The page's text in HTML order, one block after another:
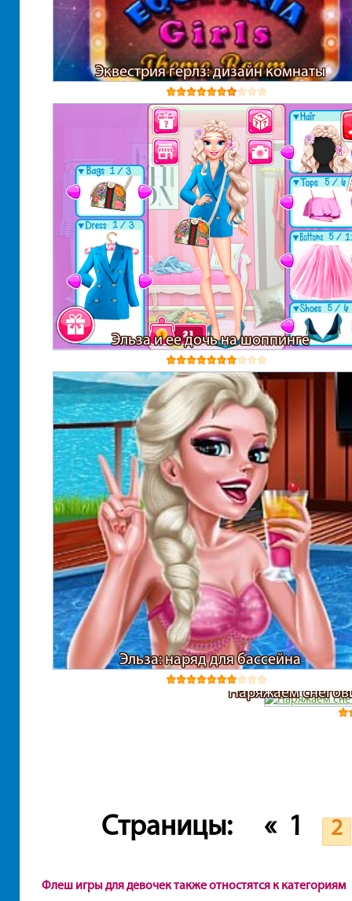
Эквестрия герлз: дизайн комнаты
Эльза и ее дочь на шоппинге
Эльза: наряд для бассейна
Наряжаем
Страницы: « 1 2
Флеш игры для девочек также отностятся к категориям